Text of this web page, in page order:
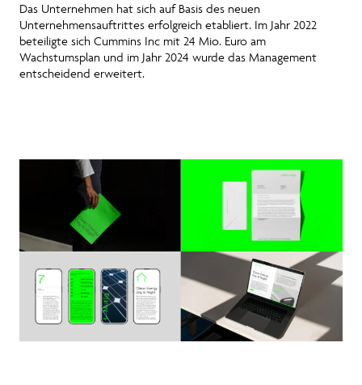
Das Unternehmen hat sich auf Basis des neuen
Unternehmensauftrittes erfolgreich etabliert. Im Jahr 2022
beteiligte sich Cummins Inc mit 24 Mio. Euro am
Wachstumsplan und im Jahr 2024 wurde das Management
entscheidend erweitert.